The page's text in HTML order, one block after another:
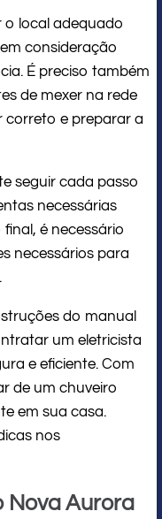
o local adequado
consideração
É preciso também
de mexer na rede
correto e preparar a
seguir cada passo
necessárias
é necessário
necessários para
do manual
um eletricista
e eficiente. Com
de um chuveiro
em sua casa.
nos
Nova Aurora